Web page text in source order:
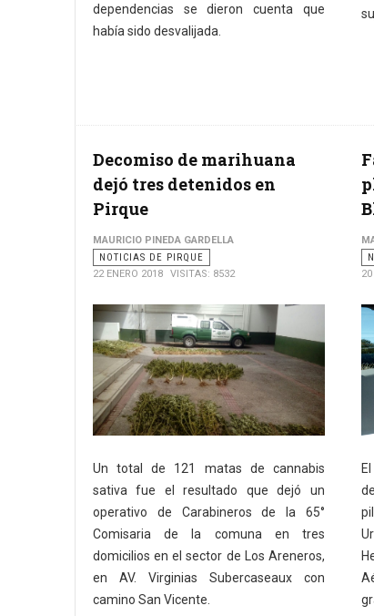
dependencias se dieron cuenta que
había sido desvalijada.
Decomiso de marihuana
dejó tres detenidos en
Pirque
MAURICIO PINEDA GARDELLA
NOTICIAS DE PIRQUE
22 ENERO 2018
VISITAS: 8532
Un total de 121 matas de cannabis
sativa fue el resultado que dejó un
operativo de Carabineros de la 65°
Comisaria de la comuna en tres
domicilios en el sector de Los Areneros,
en AV. Virginias Subercaseaux con
camino San Vicente.